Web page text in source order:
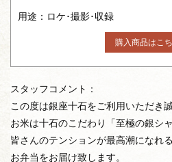
用途：ロケ･撮影･収録
購入商品はこ
スタッフコメント：
この度は銀座十石をご利用いただき
お米は十石のこだわり「至極の銀シャ
皆さんのテンションが最高潮になれ
お弁当をお届け致します。